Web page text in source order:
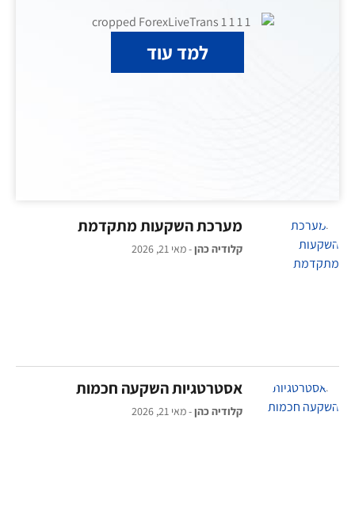
למד עוד
מערכת השקעות מתקדמת
קלודיה כהן מאי 21, 2026
אסטרטגיות השקעה חכמות
קלודיה כהן מאי 21, 2026